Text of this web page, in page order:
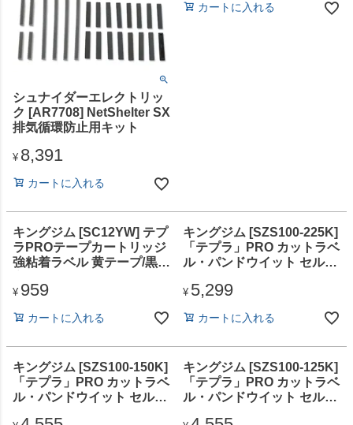
シュナイダーエレクトリッ
ク [AR7708] NetShelter SX
排気循環防止用キット
¥ 8,391
カートに入れる
本付き)？【日本子育て支援
カートに入れる
キングジム [SC12YW] テプ
ラPROテープカートリッジ
強粘着ラベル 黄テープ/黒文
¥ 959
カートに入れる
キングジム [SZS100-225K]
「テプラ」PRO カットラベ
ル・パンドウイット セルフ
¥ 5,299
カートに入れる
キングジム [SZS100-150K]
「テプラ」PRO カットラベ
ル・パンドウイット セルフ
キングジム [SZS100-125K]
「テプラ」PRO カットラベ
ル・パンドウイット セルフ